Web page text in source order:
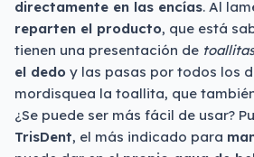
directamente en las encías. Al
reparten el producto, que está
tienen una presentación de toallitas
el dedo y las pasas por todos los
mordisquea la toallita, que
¿Se puede ser más fácil de usar?
TrisDent, el más indicado para